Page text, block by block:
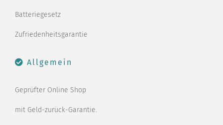
Batteriegesetz
Zufriedenheitsgarantie
Allgemein
Geprüfter Online Shop
mit Geld-zurück-Garantie.